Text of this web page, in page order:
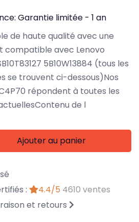
Garantie limitée - 1 an
de haute qualité avec une
compatible avec Lenovo
5B10W13884 (tous les
se trouvent ci-dessous)Nos
répondent à toutes les
de l
Ajouter au panier
:
4.4/5 4610 ventes
et retours